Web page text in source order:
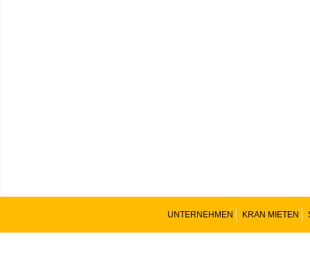
UNTERNEHMEN KRAN MIETEN